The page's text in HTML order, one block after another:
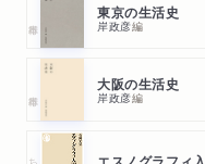
東京の生活史
岸政彦編
大阪の生活史
岸政彦編